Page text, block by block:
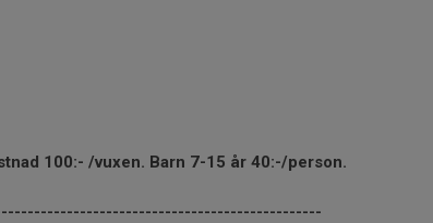
100:- /vuxen. Barn 7-15 år 40:-/person.